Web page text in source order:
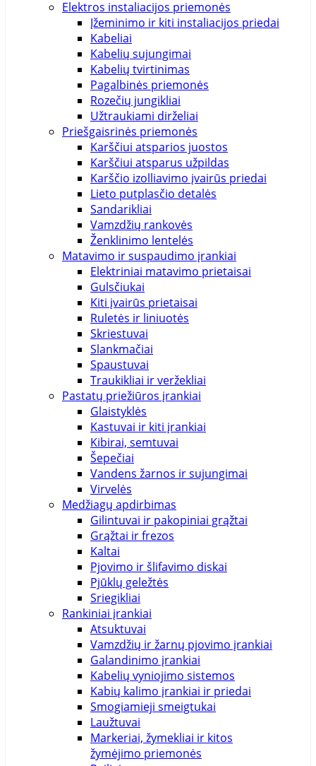
Elektros instaliacijos priemonės
Įžeminimo ir kiti instaliacijos priedai
Kabeliai
Kabelių sujungimai
Kabelių tvirtinimas
Pagalbinės priemonės
Rozečių jungikliai
Užtraukiami dirželiai
Priešgaisrinės priemonės
Karščiui atsparios juostos
Karščiui atsparus užpildas
Karščio izolliavimo įvairūs priedai
Lieto putplasčio detalės
Sandarikliai
Vamzdžių rankovės
Ženklinimo lentelės
Matavimo ir suspaudimo įrankiai
Elektriniai matavimo prietaisai
Gulsčiukai
Kiti įvairūs prietaisai
Ruletės ir liniuotės
Skriestuvai
Slankmačiai
Spaustuvai
Traukikliai ir veržekliai
Pastatų priežiūros įrankiai
Glaistyklės
Kastuvai ir kiti įrankiai
Kibirai, semtuvai
Šepečiai
Vandens žarnos ir sujungimai
Virvelės
Medžiagų apdirbimas
Gilintuvai ir pakopiniai grąžtai
Grąžtai ir frezos
Kaltai
Pjovimo ir šlifavimo diskai
Pjūklų geležtės
Sriegikliai
Rankiniai įrankiai
Atsuktuvai
Vamzdžių ir žarnų pjovimo įrankiai
Galandinimo įrankiai
Kabelių vyniojimo sistemos
Kabių kalimo įrankiai ir priedai
Smogiamieji smeigtukai
Laužtuvai
Markeriai, žymekliai ir kitos
žymėjimo priemonės